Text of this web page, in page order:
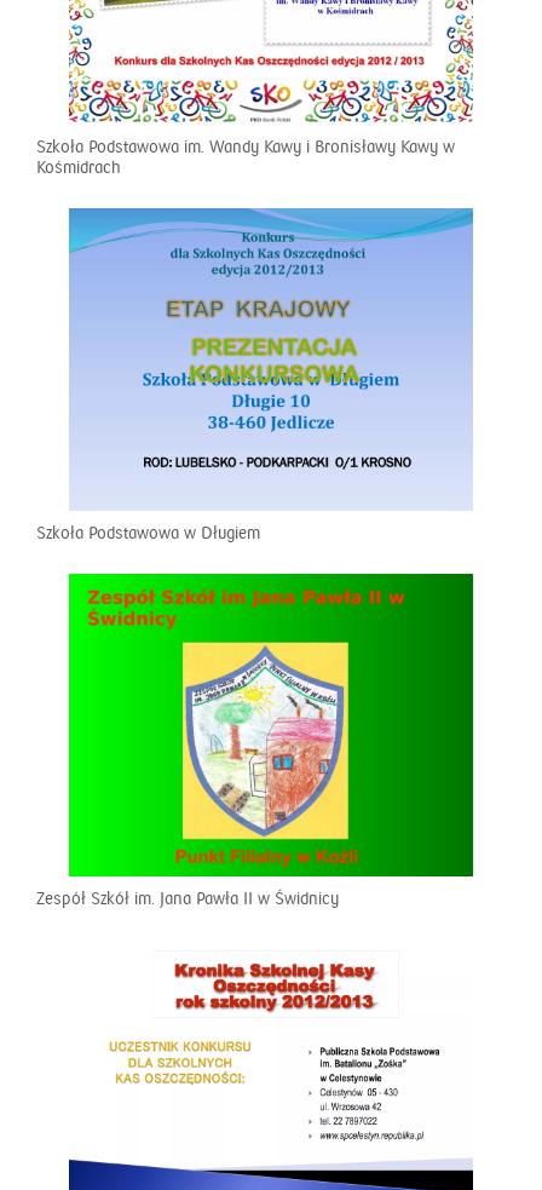
Szkoła Podstawowa im. Wandy Kawy i Bronisławy Kawy w
Kośmidrach
Szkoła Podstawowa w Długiem
Zespół Szkół im. Jana Pawła II w Świdnicy